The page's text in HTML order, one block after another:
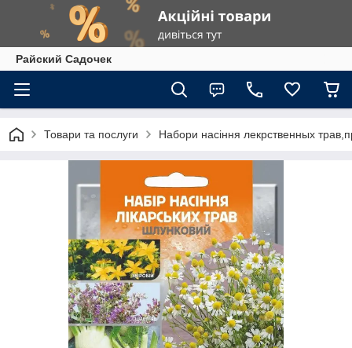
Райский Садочек
Товари та послуги Набори насіння лекрственных